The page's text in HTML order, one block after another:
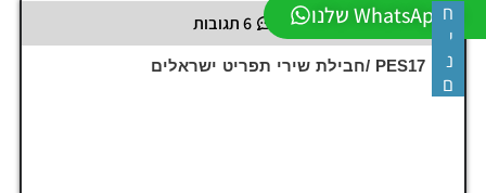
ה-WhatsApp שלנו Noam_r
12/11/2016 6 תגובות
PES17 PC /חבילת שירי תפריט ישראלים
ח
י
נ
ם